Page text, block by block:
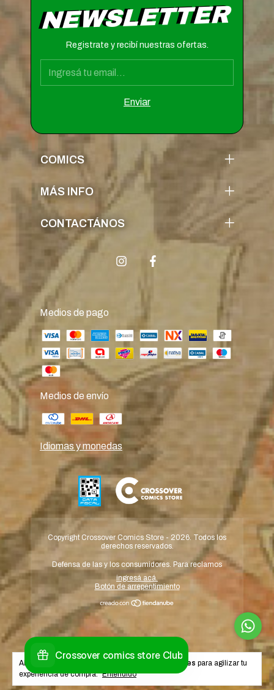
Al navegar por este sitio aceptás el uso de cookies para agilizar tu
experiencia de compra. Entendido
NEWSLETTER
Registrate y recibí nuestras ofertas.
COMICS
MÁS INFO
CONTACTÁNOS
Medios de pago
Medios de envío
Idiomas y monedas
Copyright Crossover Comics Store - 2026. Todos los
derechos reservados.
Defensa de las y los consumidores. Para reclamos
ingresá acá.
Botón de arrepentimiento